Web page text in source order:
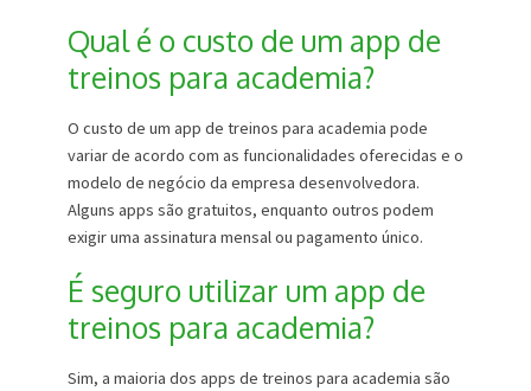
Qual é o custo de um app de
treinos para academia?
O custo de um app de treinos para academia pode
variar de acordo com as funcionalidades oferecidas e o
modelo de negócio da empresa desenvolvedora.
Alguns apps são gratuitos, enquanto outros podem
exigir uma assinatura mensal ou pagamento único.
É seguro utilizar um app de
treinos para academia?
Sim, a maioria dos apps de treinos para academia são